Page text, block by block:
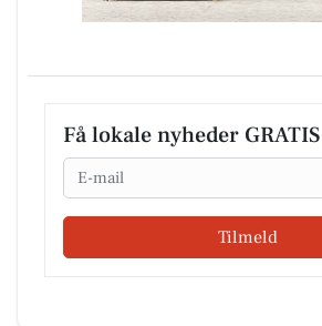
Få lokale nyheder GRATIS
Email
Tilmeld